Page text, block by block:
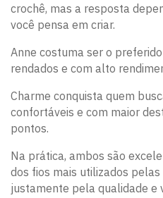
crochê, mas a resposta
você pensa em criar.
Anne costuma ser o
rendados e com alto
Charme conquista quem
confortáveis e com maior
pontos.
Na prática, ambos são
dos fios mais utilizados
justamente pela qualidade e